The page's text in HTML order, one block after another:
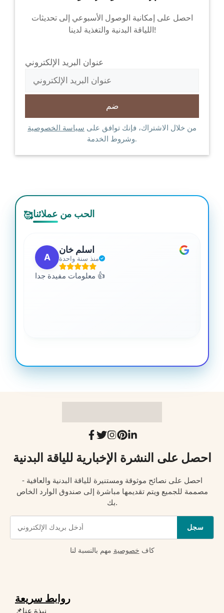
احصل على إمكانية الوصول الأسبوعي إلى تحديثات
اللياقة البدنية والتغذية لدينا!
عنوان البريد الإلكتروني
من خلال الاشتراك، فإنك توافق على سياسة الخصوصية
وشروط الخدمة.
🥰الحب من عملائنا
A
اسلم خان
منذ سنة واحدة
معلومات مفيدة جدا 👍
احصل على النشرة الإخبارية للياقة البدنية
احصل على نصائح موثوقة ومستنيرة للياقة البدنية والعافية -
مصممة للجميع ويتم تقديمها مباشرة إلى صندوق الوارد الخاص
بك.
سجل
كاف خصوصية مهم بالنسبة لنا
روابط سريعة
📌نبذة عنا